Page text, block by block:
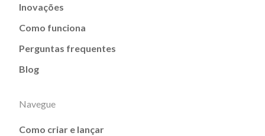
Inovações
Como funciona
Perguntas frequentes
Blog
Navegue
Como criar e lançar